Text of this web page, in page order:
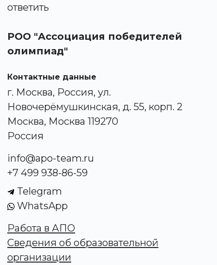
ответить
РОО "Ассоциация победителей
олимпиад"
Контактные данные
г. Москва, Россия, ул.
Новочерёмушкинская, д. 55, корп. 2
Москва, Москва 119270
Россия
info@apo-team.ru
+7 499 938-86-59
Telegram
WhatsApp
Работа в АПО
Сведения об образовательной
организации